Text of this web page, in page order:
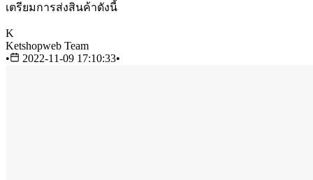
เตรียมการส่งสินค้าดังนี้
K
Ketshopweb Team
•
2022-11-09 17:10:33•